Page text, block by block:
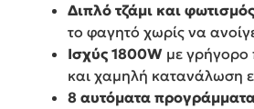
Διπλό τζάμι και φωτισμός
το φαγητό χωρίς να
Ισχύς 1800W με
και χαμηλή κατανάλωση
8 αυτόματα